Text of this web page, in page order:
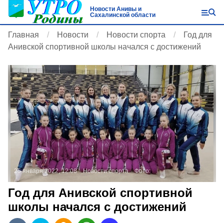
Новости Анивы и
Сахалинской области
Главная Новости Новости спорта
Год для
Анивской спортивной школы начался с достижений
25 января 2022, 12:08 Новости спорта Фото:
Год для Анивской спортивной
школы начался с достижений